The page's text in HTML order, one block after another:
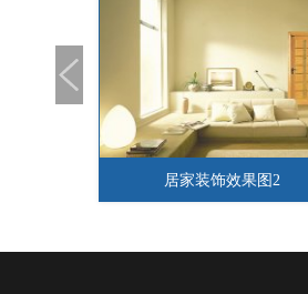
居家装饰效果图3